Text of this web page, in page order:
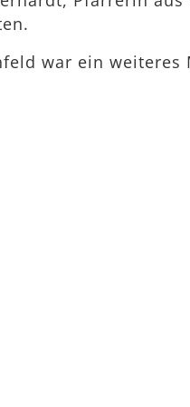
war ein weiteres